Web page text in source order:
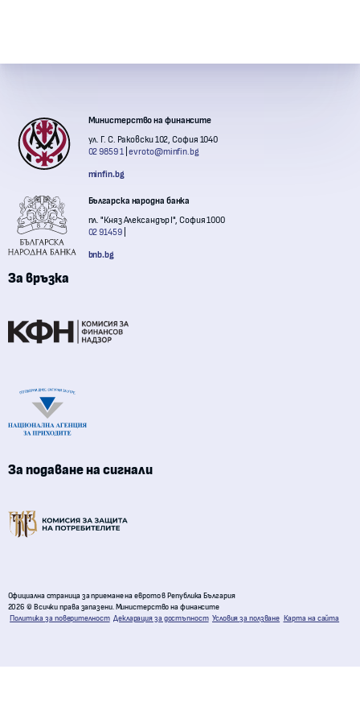
Контакти с институции
Министерство на финансите
ул. Г. С. Раковски 102, София 1040
02 9859 1
evroto@minfin.bg
minfin.bg
Българска народна банка
пл. "Княз Александър I", София 1000
02 91459
bnb.bg
За връзка
За подаване на сигнали
Официална страница за приемане на еврото в Република България
2026 © Всички права запазени. Министерство на финансите
Политика за поверителност Декларация за достъпност Условия за ползване Карта на сайта